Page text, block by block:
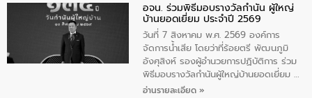
ทิพย์คำ รองผู้ว่าราชการจังหวัดมุกดาหาร
เป็นประธานในพิธี ณ เรือนจําชั่วคราวนาโสก
ตําบลนาโสก อําเภอเมืองมุกดาหาร จังหวัด
มุกดาหาร โดยในกิจกรรมได้ร่วมปลูกป่า และ
ทําความสะอาดภายในบริเวณ จัดกิจกรรม
เพื่อถวายเป็นพระราชกุศล สมเด็จพระนาง
เจ้าสิริกิติ์พระบรมราชินีนาถ พระบรมราช
อจน. ร่วมพิธีมอบรางวัลกำนัน ผู้ใหญ่
บ้านยอดเยี่ยม ประจำปี 2569
วันที่ 7 สิงหาคม พ.ศ. 2569 องค์การ
จัดการน้ำเสีย โดยว่าที่ร้อยตรี พัฒนภูมิ
อังศุสิงห์ รองผู้อำนวยการปฏิบัติการ ร่วม
พิธีมอบรางวัลกำนันผู้ใหญ่บ้านยอดเยี่ยม ณ
ทำเนียบรัฐบาล โดยมีนายอนุทิน ชาญวีรกูล
อ่านรายละเอียด »